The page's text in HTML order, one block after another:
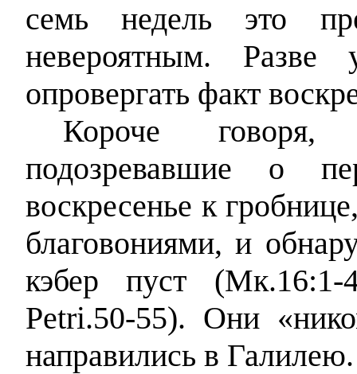
семь недель это
невероятным.
опровергать факт
Короче
подозревавшие о
воскресенье к
благовониями, и
кэбер пуст (Мк.16:1-
Petri.50-55). Они
направились в Галилею.